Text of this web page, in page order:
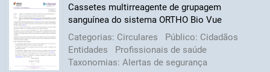
Cassetes multirreagente de grupagem
sanguínea do sistema ORTHO Bio Vue
Categorias: Circulares Público: Cidadãos
Entidades
Profissionais de saúde
Taxonomias: Alertas de segurança